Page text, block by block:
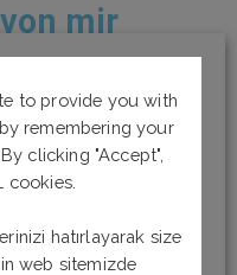
mir
olarak çalışır. Bu film
edindiği arkadaşını ve
anlatıyor.Almancası
çekmediği için
Araba yarışlarını ya da
göz atabilirsiniz.
to provide you with
remembering your
clicking "Accept",
cookies.
hatırlayarak size
web sitemizde